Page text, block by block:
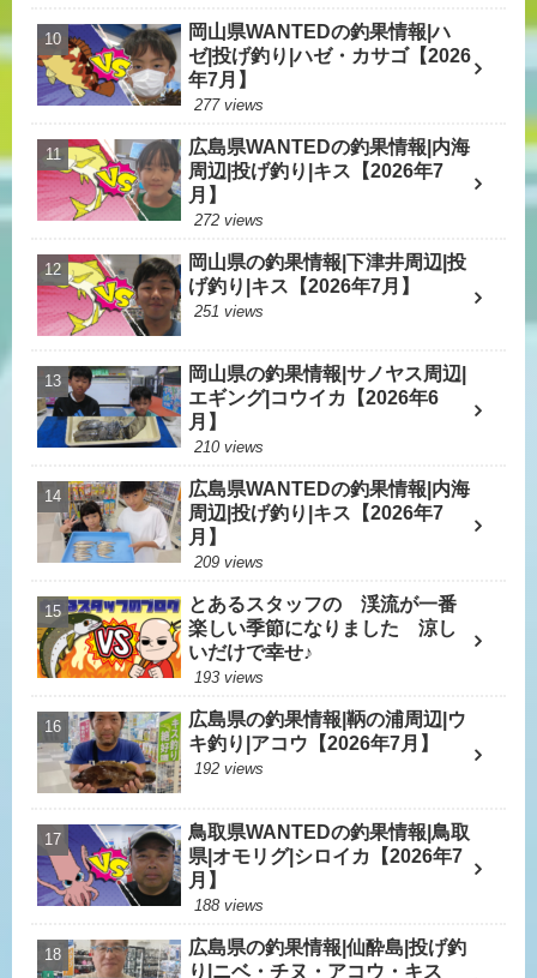
岡山県WANTEDの釣果情報|ハ
ゼ|投げ釣り|ハゼ・カサゴ【2026
年7月】
277 views
広島県WANTEDの釣果情報|内海
周辺|投げ釣り|キス【2026年7
月】
272 views
岡山県の釣果情報|下津井周辺|投
げ釣り|キス【2026年7月】
251 views
岡山県の釣果情報|サノヤス周辺|
エギング|コウイカ【2026年6
月】
210 views
広島県WANTEDの釣果情報|内海
周辺|投げ釣り|キス【2026年7
月】
209 views
とあるスタッフの 渓流が一番
楽しい季節になりました 涼し
いだけで幸せ♪
193 views
広島県の釣果情報|鞆の浦周辺|ウ
キ釣り|アコウ【2026年7月】
192 views
鳥取県WANTEDの釣果情報|鳥取
県|オモリグ|シロイカ【2026年7
月】
188 views
広島県の釣果情報|仙酔島|投げ釣
り|ニベ・チヌ・アコウ・キス